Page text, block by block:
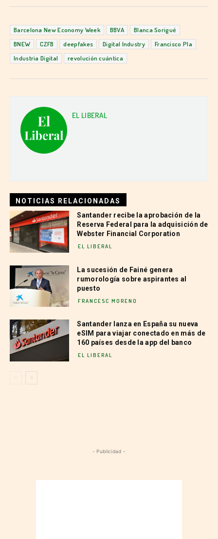
Barcelona New Economy Week BBVA
Blanca Sorigué
BNEW
CZFB deepfakes Digital Industry
Francisco Pla
Industria Digital
revolución cuántica
EL LIBERAL
NOTICIAS RELACIONADAS
Santander recibe la aprobación de la
Reserva Federal para la adquisición de
Webster Financial Corporation
EL LIBERAL
La sucesión de Fainé genera
rumorología sobre aspirantes al
puesto
FRANCESC MORENO
Santander lanza en España su nueva
eSIM para viajar conectado en más de
160 países desde la app del banco
EL LIBERAL
- Publicidad -